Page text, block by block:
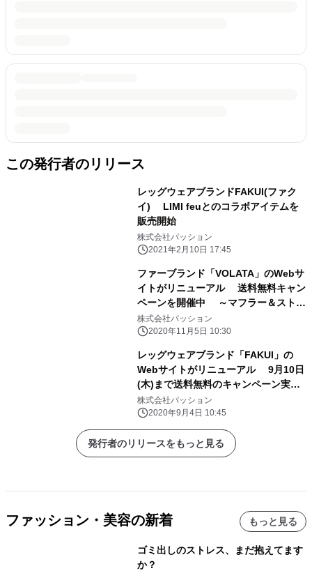
この発行者のリリース
レッグウェアブランドFAKUI(ファク
イ) LIMI feuとのコラボアイテムを
販売開始
株式会社パッション
2021年2月10日 17:45
ファーブランド「VOLATA」のWebサ
イトがリニューアル 送料無料キャン
ペーンを開催中 ～マフラー＆ストー
ル/秋冬の新作のラインナップもご紹介
～
株式会社パッション
2020年11月5日 10:30
レッグウェアブランド「FAKUI」の
Webサイトがリニューアル 9月10日
(木)まで送料無料のキャンペーン実
施 ～2020シーズン・秋冬の新作の
ラインナップもご紹介～
株式会社パッション
2020年9月4日 10:45
発行者のリリースをもっと見る
ファッション・美容の新着 もっと見る
ゴミ出しのストレス、まだ抱えてます
か？